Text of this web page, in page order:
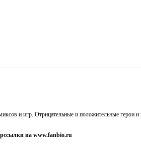
и игр. Отрицательные и положительные
на www.fanbio.ru